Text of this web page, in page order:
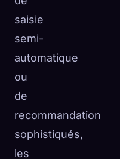
saisie
semi-
automatique
ou
de
recommandation
sophistiqués,
les